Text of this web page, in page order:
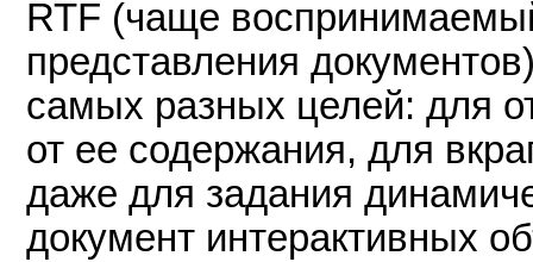
RTF (чаще
представления
самых разных целей: для
от ее содержания, для
даже для задания
документ интерактивных